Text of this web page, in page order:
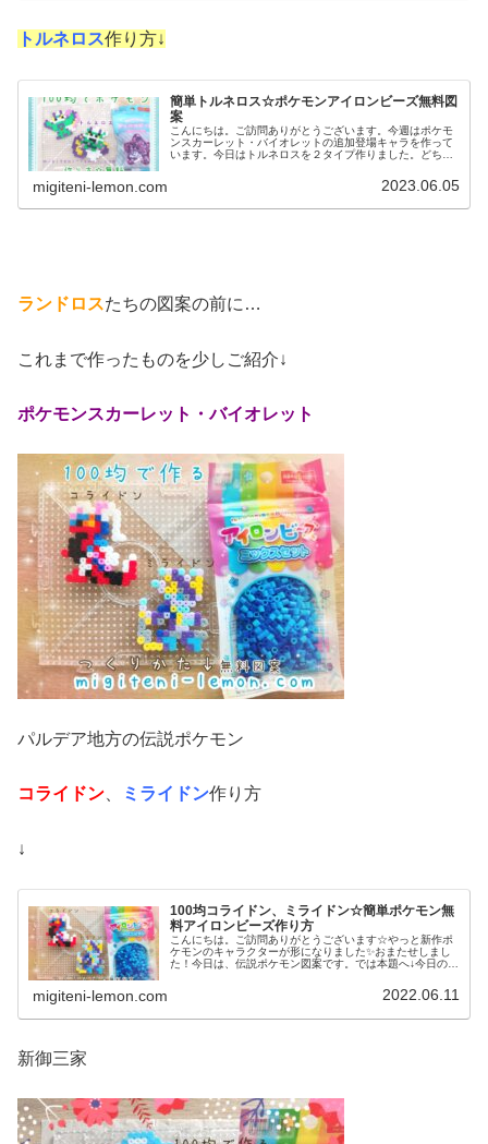
トルネロス作り方↓
簡単トルネロス☆ポケモンアイロンビーズ無料図
案
こんにちは。ご訪問ありがとうございます。今週はポケモ
ンスカーレット・バイオレットの追加登場キャラを作って
います。今日はトルネロスを２タイプ作りました。どちら
migiteni-lemon.com 2023.06.05
ランドロスたちの図案の前に…
これまで作ったものを少しご紹介↓
ポケモンスカーレット・バイオレット
パルデア地方の伝説ポケモン
コライドン ミライドン作り方
↓
100均コライドン、ミライドン☆簡単ポケモン無
料アイロンビーズ作り方
こんにちは。ご訪問ありがとうございます☆やっと新作ポ
ケモンのキャラクターが形になりました✨おまたせしまし
た！今日は、伝説ポケモン図案です。では本題へ↓今日の作
migiteni-lemon.com 2022.06.11
新御三家